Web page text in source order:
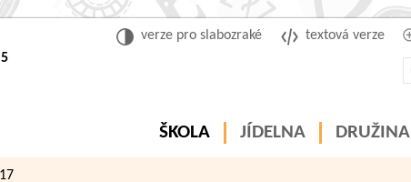
textová verze
verze pro slabozraké
ŠKOLA JÍDELNA DRUŽINA